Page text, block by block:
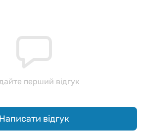
перший відгук
Написати відгук